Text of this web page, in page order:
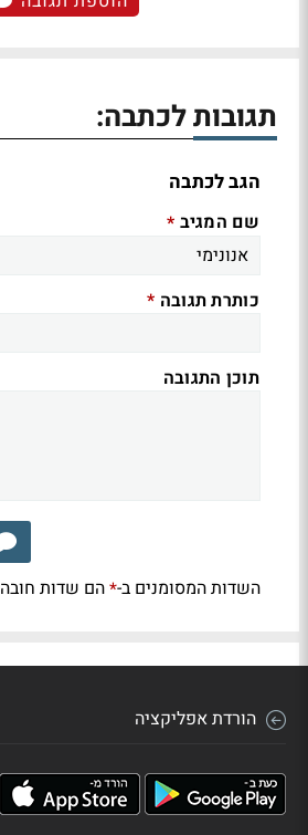
תגובות לכתבה:
הגב לכתבה
שם המגיב *
כותרת תגובה *
תוכן התגובה
השדות המסומנים ב-*הם שדות חובה
הורדת אפליקציה